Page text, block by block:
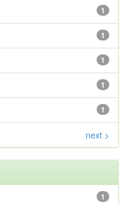
1
1
1
1
1
next >
1